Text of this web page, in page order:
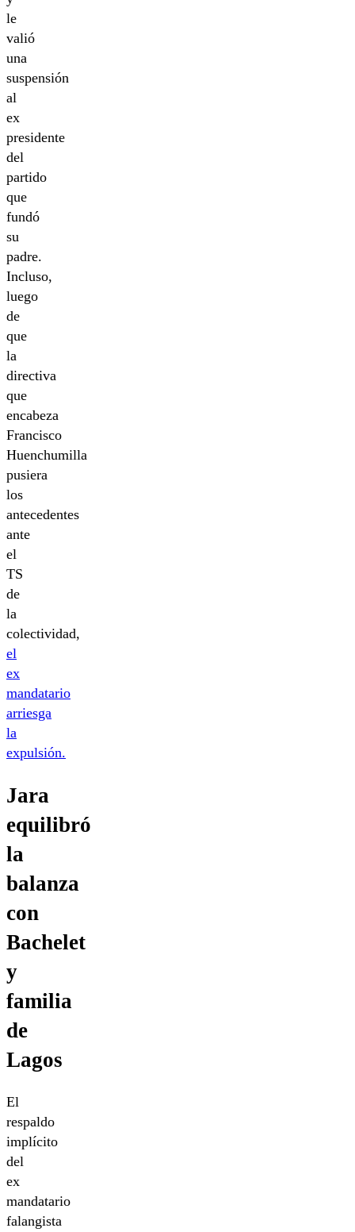
le
valió
una
suspensión
al
ex
presidente
del
partido
que
fundó
su
padre.
Incluso,
luego
de
que
la
directiva
que
encabeza
Francisco
Huenchumilla
pusiera
los
antecedentes
ante
el
TS
de
la
colectividad,
el
ex
mandatario
arriesga
la
expulsión.
Jara
equilibró
la
balanza
con
Bachelet
y
familia
de
Lagos
El
respaldo
implícito
del
ex
mandatario
falangista